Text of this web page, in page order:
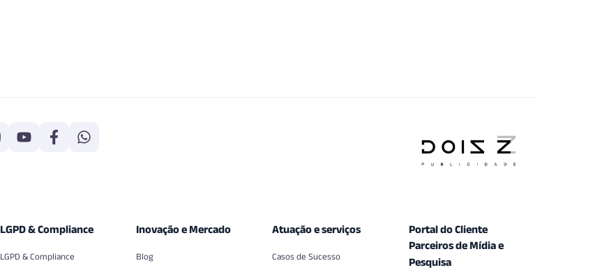
LGPD & Compliance
LGPD & Compliance
Inovação e Mercado
Blog
Atuação e serviços
Casos de Sucesso
Portal do Cliente
Parceiros de Mídia e
Pesquisa